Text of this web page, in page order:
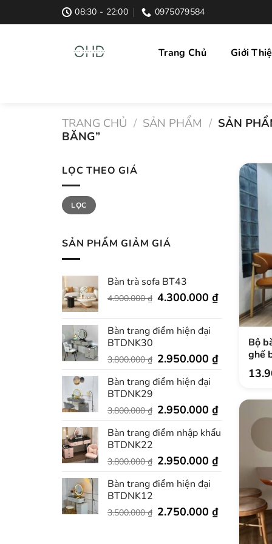
to
08:30 - 22:00 0975079584
Trang Chủ Giới
TRANG CHỦ / SẢN PHẨM / SẢN
BĂNG”
LỌC THEO GIÁ
Giá
thấp
nhất
Giá
cao
nhất
LỌC
SẢN PHẨM GIẢM GIÁ
Bàn trà sofa BT43
4.900.000₫ Giá
4.900.000 ₫.
4.300.000₫Giá
4.300.000
Bàn trang điểm hiện đại
BTDNK30
3.800.000₫ Giá
là:
2.950.000₫Giá
2.950.000 ₫.
Bàn trang điểm hiện đại
BTDNK29
3.800.000₫ Giá
là:
2.950.000₫Giá
tại
2.950.000 ₫.
Bàn trang điểm nhập khẩu
BTDNK22
3.800.000₫ Giá
là:
2.950.000₫Giá
2.950.000
Bàn trang điểm hiện đại
BTDNK12
3.500.000₫ Giá
2.750.000₫Giá
Bộ
ghế